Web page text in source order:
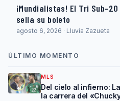
¡Mundialistas! El Tri Sub-
sella su boleto
agosto 6, 2026 · Lluvia Zazueta
ÚLTIMO MOMENTO
MLS
Del cielo al infierno:
la carrera del